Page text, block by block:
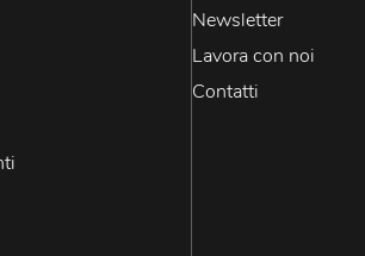
Newsletter
Lavora con noi
Contatti